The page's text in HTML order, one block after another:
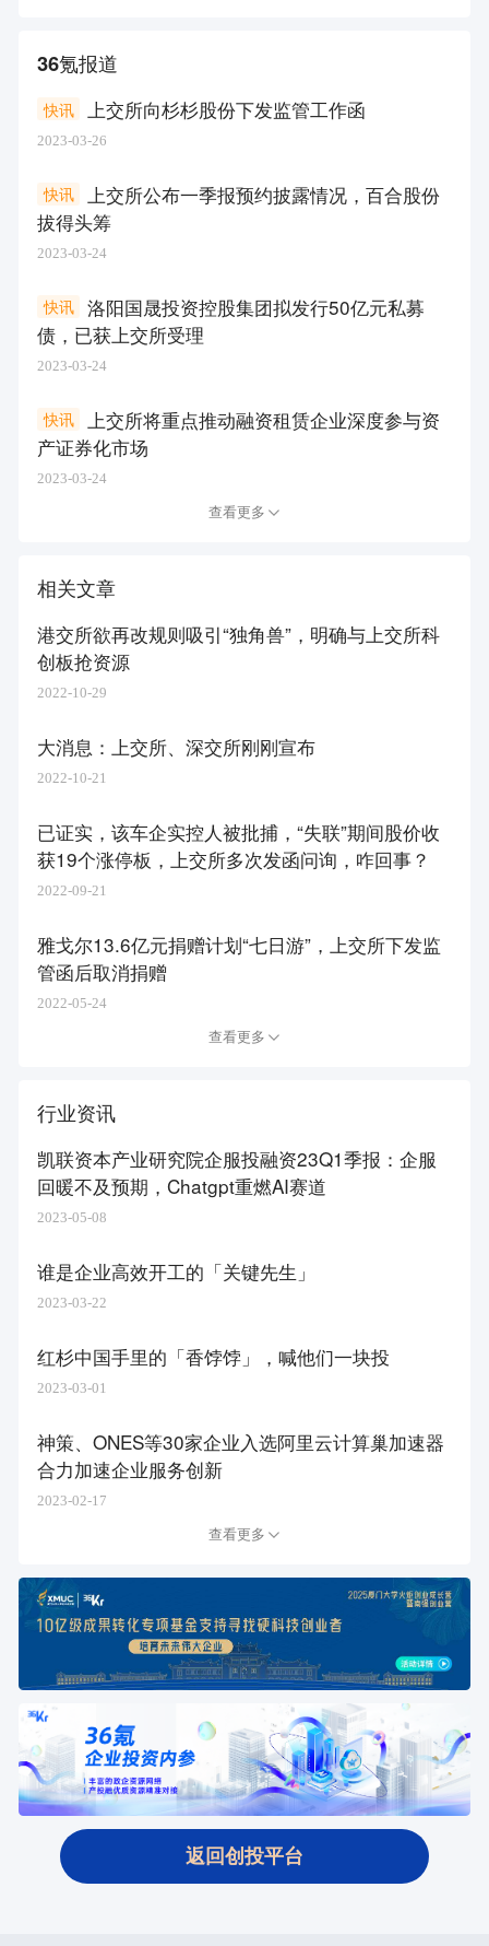
36氪报道
上交所向杉杉股份下发监管工作函
快讯
2023-03-26
上交所公布一季报预约披露情况，百合股份
拔得头筹
快讯
2023-03-24
洛阳国晟投资控股集团拟发行50亿元私募
债，已获上交所受理
快讯
2023-03-24
上交所将重点推动融资租赁企业深度参与资
产证券化市场
快讯
2023-03-24
查看更多
相关文章
港交所欲再改规则吸引“独角兽”，明确与上交所科
创板抢资源
2022-10-29
大消息：上交所、深交所刚刚宣布
2022-10-21
已证实，该车企实控人被批捕，“失联”期间股价收
获19个涨停板，上交所多次发函问询，咋回事？
2022-09-21
雅戈尔13.6亿元捐赠计划“七日游”，上交所下发监
管函后取消捐赠
2022-05-24
查看更多
行业资讯
凯联资本产业研究院企服投融资23Q1季报：企服
回暖不及预期，Chatgpt重燃AI赛道
2023-05-08
谁是企业高效开工的「关键先生」​
2023-03-22
红杉中国手里的「香饽饽」，喊他们一块投
2023-03-01
神策、ONES等30家企业入选阿里云计算巢加速器
合力加速企业服务创新
2023-02-17
查看更多
返回创投平台